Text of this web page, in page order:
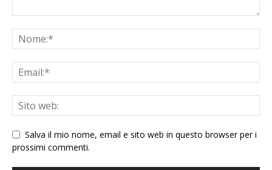
Salva il mio nome, email e sito web in questo browser per i
prossimi commenti.